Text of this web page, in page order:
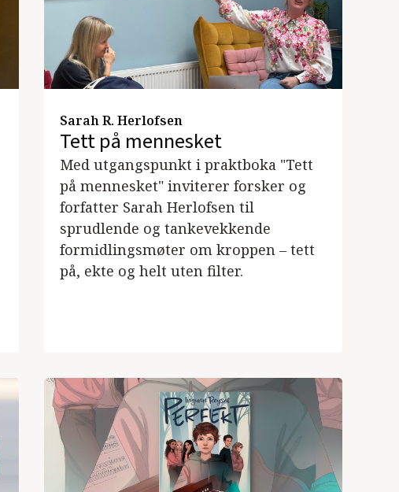
Sarah R. Herlofsen
Tett på mennesket
Med utgangspunkt i praktboka "Tett
på mennesket" inviterer forsker og
forfatter Sarah Herlofsen til
sprudlende og tankevekkende
formidlingsmøter om kroppen – tett
på, ekte og helt uten filter.